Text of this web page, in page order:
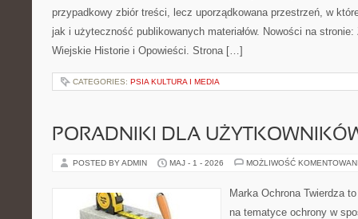
przypadkowy zbiór treści, lecz uporządkowana przestrzeń, w
jak i użyteczność publikowanych materiałów. Nowości na
Wiejskie Historie i Opowieści. Strona […]
CATEGORIES: PSIA KULTURA I MEDIA
PORADNIKI DLA
POSTED BY ADMIN MAJ - 1 - 2026 MOŻLIWOŚĆ
Marka Ochrona Twierdza
na tematyce ochrony w